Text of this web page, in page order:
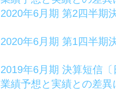
2020年6月期 第2四半期
2020年6月期 第1四半期
2019年6月期 決算短信
業績予想と実績との差